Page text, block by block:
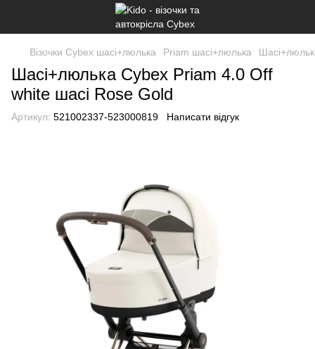
Візочки Cybex шасі+люлька Priam шасі+люлька
Шасі+люлька Cybex Priam 4.0 Off
white шасі Rose Gold
Артикул: 521002337-523000819 Написати відгук